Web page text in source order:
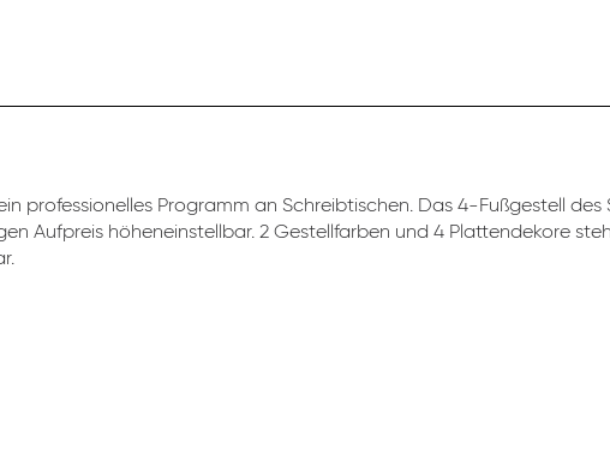
professionelles Programm an Schreibtischen. Das 4-Fußgestell
Aufpreis höheneinstellbar. 2 Gestellfarben und 4 Plattendekore